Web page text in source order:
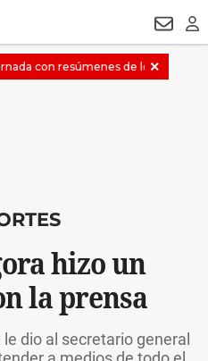
hizo un
la prensa
dio al secretario general